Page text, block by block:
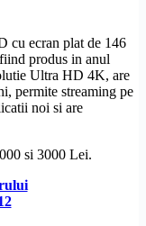
cu ecran plat de 146
produs in anul
Ultra HD 4K, are
permite streaming pe
noi si are
si 3000 Lei.